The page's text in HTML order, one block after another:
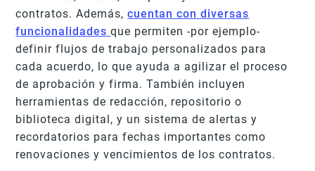
contratos. Además,cuentan con diversas
funcionalidadesque permiten -por ejemplo-
definir flujos de trabajo personalizados para
cada acuerdo, lo que ayuda a agilizar el proceso
de aprobación y firma. También incluyen
herramientas de redacción, repositorio o
biblioteca digital, y un sistema de alertas y
recordatorios para fechas importantes como
renovaciones y vencimientos de los contratos.